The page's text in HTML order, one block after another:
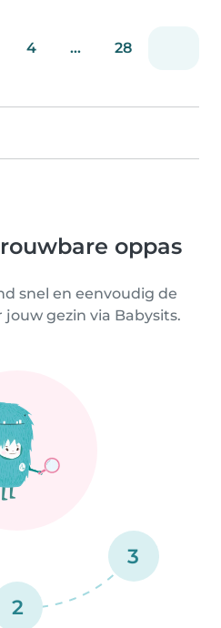
4 ... 28
oppas
snel en eenvoudig de
gezin via Babysits.
2
3